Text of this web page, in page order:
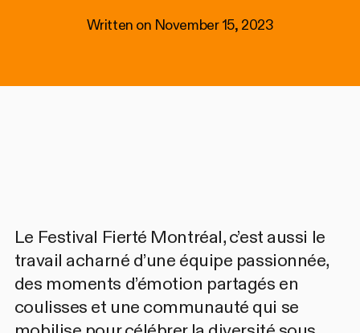
Written on November 15, 2023
Le Festival Fierté Montréal, c’est aussi le
travail acharné d’une équipe passionnée,
des moments d’émotion partagés en
coulisses et une communauté qui se